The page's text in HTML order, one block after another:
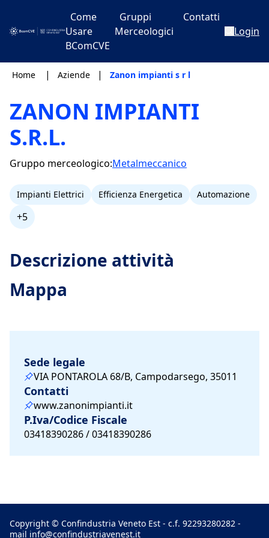
Come
Usare
BComCVE
Gruppi
Merceologici
Contatti
Login
Home | Aziende | Zanon impianti s r l
ZANON IMPIANTI
S.R.L.
Gruppo merceologico:Metalmeccanico
Impianti Elettrici Efficienza Energetica Automazione
+5
Descrizione attività
Mappa
Sede legale
VIA PONTAROLA 68/B, Campodarsego, 35011
Contatti
www.zanonimpianti.it
P.Iva/Codice Fiscale
03418390286 / 03418390286
Copyright © Confindustria Veneto Est - c.f. 92293280282 -
mail info@confindustriavenest.it